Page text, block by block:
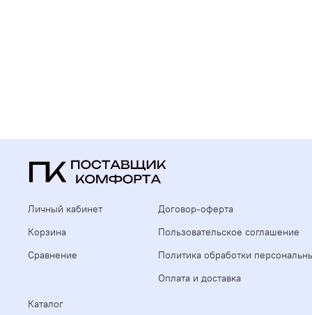
Личный кабинет
Корзина
Сравнение
Договор-оферта
Пользовательское соглашение
Политика обработки
Оплата и доставка
Каталог